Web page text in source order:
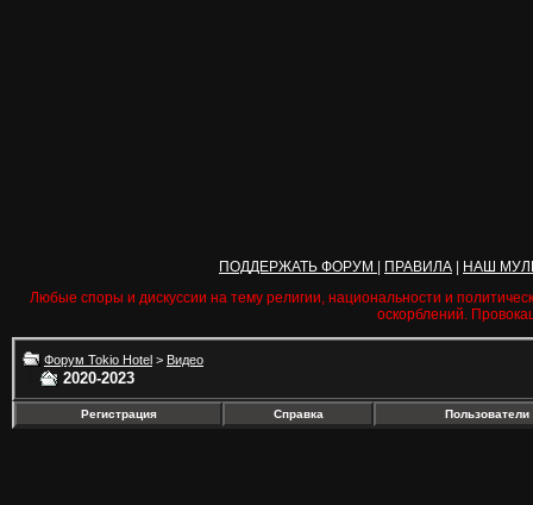
ПОДДЕРЖАТЬ ФОРУМ ПРАВИЛА
НАШ
Любые споры и дискуссии на тему религии, национальности и
оскорблений.
Форум Tokio Hotel > Видео
2020-2023
Регистрация Справка Пользователи